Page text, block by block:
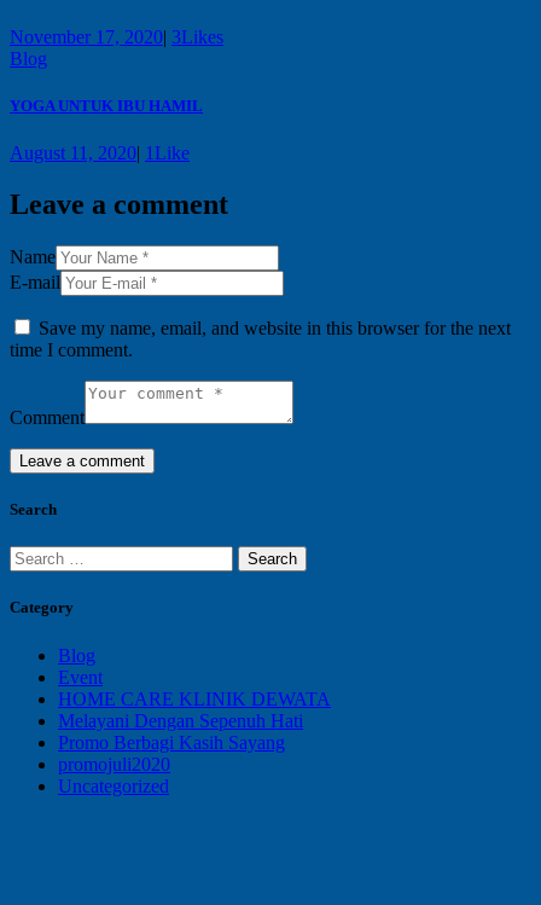
November 17, 2020| 3Likes
Blog
YOGA UNTUK IBU HAMIL
August 11, 2020| 1 Like
Leave a comment
Name
E-mail
Save my name, email, and website in this browser for the next
time I comment.
Comment
Search
Search
for:
Category
Blog
Event
HOME CARE KLINIK DEWATA
Melayani Dengan Sepenuh Hati
Promo Berbagi Kasih Sayang
promojuli2020
Uncategorized